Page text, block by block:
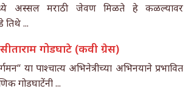
अस्सल मराठी जेवण मिळते हे कळल्यावर
तिथे ...
गोडघाटे (कवी ग्रेस)
या पाश्चात्य अभिनेत्रीच्या अभिनयाने प्रभावित
गोडघाटेंनी ...